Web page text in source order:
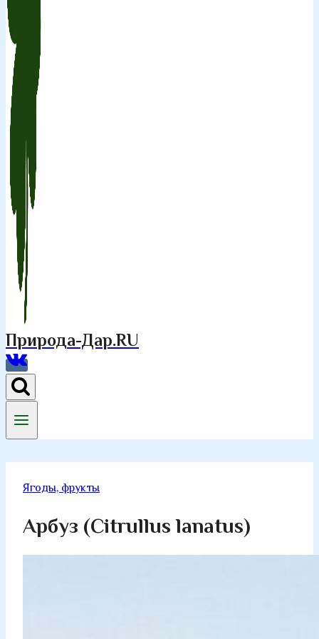
Природа-Дар.RU
Ягоды, фрукты
Арбуз (Citrullus lanatus)